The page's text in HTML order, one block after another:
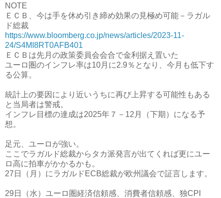
NOTE
ＥＣＢ、今は手を休め引き締め効果の見極め可能－ラガル
ド総裁
https://www.bloomberg.co.jp/news/articles/2023-11-
24/S4MI8RT0AFB401
ＥＣＢは先月の政策委員会会合で金利据え置いた
ユーロ圏のインフレ率は10月に2.9％となり、今月も低下す
る公算。
統計上の要因により近いうちに再び上昇する可能性もある
と当局者は警戒。
インフレ目標の達成は2025年７－12月（下期）になる予
想。
足元、ユーロが強い。
ここでラガルド総裁からタカ派発言が出てくれば更にユー
ロ高に拍車がかかるかも。
27日（月）にラガルドECB総裁が欧州議会で証言します。
29日（水）ユーロ圏経済信頼感、消費者信頼感、独CPI